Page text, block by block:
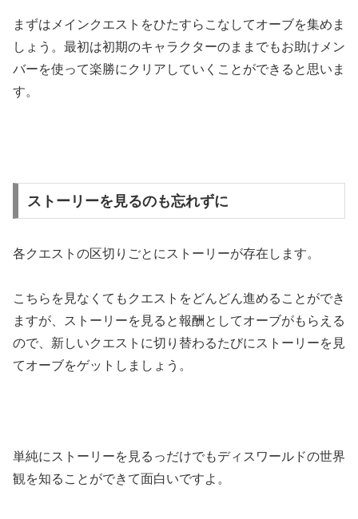
まずはメインクエストをひたすらこなしてオーブを集めま
しょう。最初は初期のキャラクターのままでもお助けメン
バーを使って楽勝にクリアしていくことができると思いま
す。
ストーリーを見るのも忘れずに
各クエストの区切りごとにストーリーが存在します。
こちらを見なくてもクエストをどんどん進めることができ
ますが、ストーリーを見ると報酬としてオーブがもらえる
ので、新しいクエストに切り替わるたびにストーリーを見
てオーブをゲットしましょう。
単純にストーリーを見るっだけでもディスワールドの世界
観を知ることができて面白いですよ。